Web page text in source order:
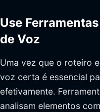
Use
de Voz
Uma vez que o roteiro
voz certa é essencial
efetivamente.
analisam elementos